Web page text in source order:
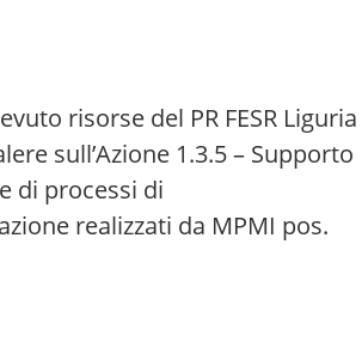
risorse del PR FESR Liguria
sull’Azione 1.3.5 – Supporto
di processi di
realizzati da MPMI pos.